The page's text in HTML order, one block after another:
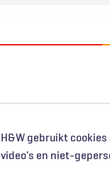
H&W gebruikt
video's en niet-